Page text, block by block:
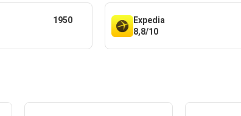
1950
Expedia
8,8/10